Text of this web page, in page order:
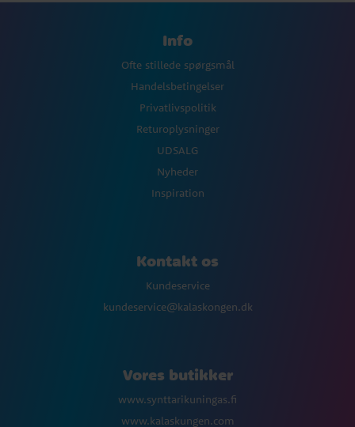
Info
Ofte stillede spørgsmål
Handelsbetingelser
Privatlivspolitik
Returoplysninger
UDSALG
Nyheder
Inspiration
Kontakt os
Kundeservice
kundeservice@kalaskongen.dk
Vores butikker
www.synttarikuningas.fi
www.kalaskungen.com